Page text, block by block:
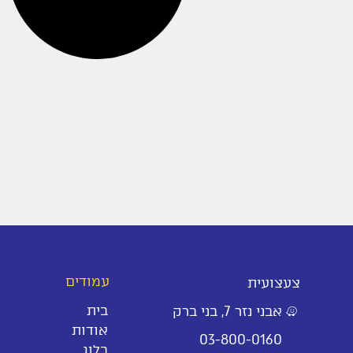
צעצועית
אבני נזר 7, בני ברק
03-800-0160
עמודים
בית
אודות
בלוג